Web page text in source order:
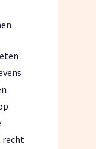
recht